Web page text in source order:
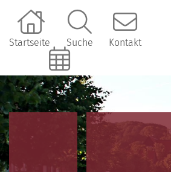
Startseite Suche Kontakt
Online-Terminbuchung